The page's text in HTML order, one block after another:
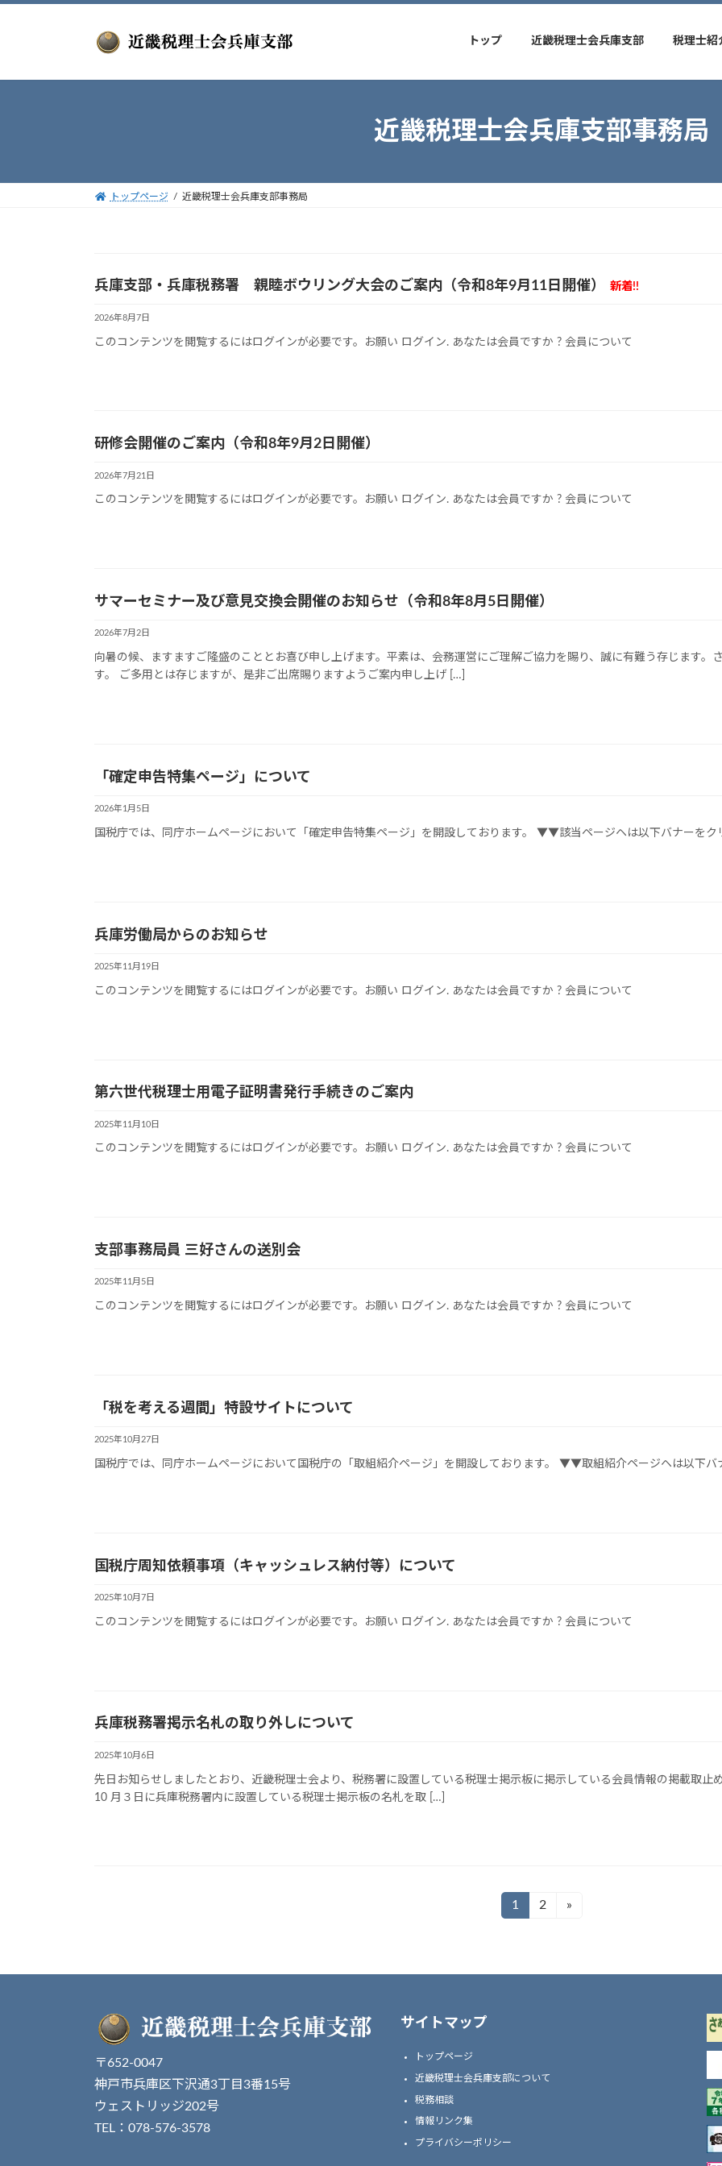
プ
動
トップ 近畿税理士会兵庫支部 税理士紹
近畿税理士会兵庫支部事務局
トップページ 近畿税理士会兵庫支部事務局
兵庫支部・兵庫税務署 親睦ボウリング大会のご案内（令和8年9月11日開催） 新着!!
2026年8月7日
このコンテンツを閲覧するにはログインが必要です。お願い ログイン. あなたは会員ですか ? 会員について
研修会開催のご案内（令和8年9月2日開催）
2026年7月21日
このコンテンツを閲覧するにはログインが必要です。お願い ログイン. あなたは会員ですか ? 会員について
サマーセミナー及び意見交換会開催のお知らせ（令和8年8月5日開催）
2026年7月2日
向暑の候、ますますご隆盛のこととお喜び申し上げます。平素は、会務運営にご理解ご協力を賜り、誠に有難う存じます。
す。 ご多用とは存じますが、是非ご出席賜りますようご案内申し上げ […]
「確定申告特集ページ」について
2026年1月5日
国税庁では、同庁ホームページにおいて「確定申告特集ページ」を開設しております。 ▼▼該当ページヘは以下バナーを
兵庫労働局からのお知らせ
2025年11月19日
このコンテンツを閲覧するにはログインが必要です。お願い ログイン. あなたは会員ですか ? 会員について
第六世代税理士用電子証明書発行手続きのご案内
2025年11月10日
このコンテンツを閲覧するにはログインが必要です。お願い ログイン. あなたは会員ですか ? 会員について
支部事務局員 三好さんの送別会
2025年11月5日
このコンテンツを閲覧するにはログインが必要です。お願い ログイン. あなたは会員ですか ? 会員について
「税を考える週間」特設サイトについて
2025年10月27日
国税庁では、同庁ホームページにおいて国税庁の「取組紹介ページ」を開設しております。 ▼▼取組紹介ページヘは以下
国税庁周知依頼事項（キャッシュレス納付等）について
2025年10月7日
このコンテンツを閲覧するにはログインが必要です。お願い ログイン. あなたは会員ですか ? 会員について
兵庫税務署掲示名札の取り外しについて
2025年10月6日
先日お知らせしましたとおり、近畿税理士会より、税務署に設置している税理士掲示板に掲示している会員情報の掲載取止
10 月３日に兵庫税務署内に設置している税理士掲示板の名札を取 […]
ナ
ゲ
ー
シ
ョ
固
1
固
2 »
〒652-0047
神戸市兵庫区下沢通3丁目3番15号
ウェストリッジ202号
TEL：078-576-3578
サイトマップ
トップページ
近畿税理士会兵庫支部について
税務相談
情報リンク集
プライバシーポリシー